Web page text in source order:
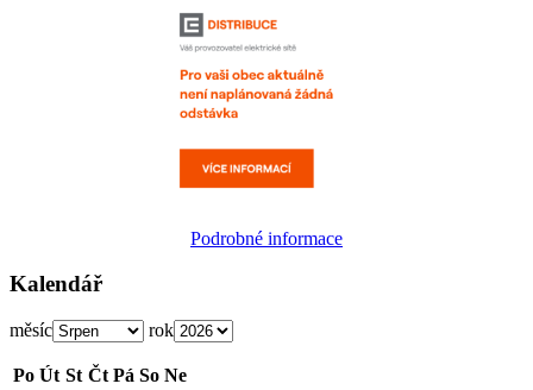
Podrobné informace
Kalendář
měsíc rok
Po Út St Čt Pá So Ne